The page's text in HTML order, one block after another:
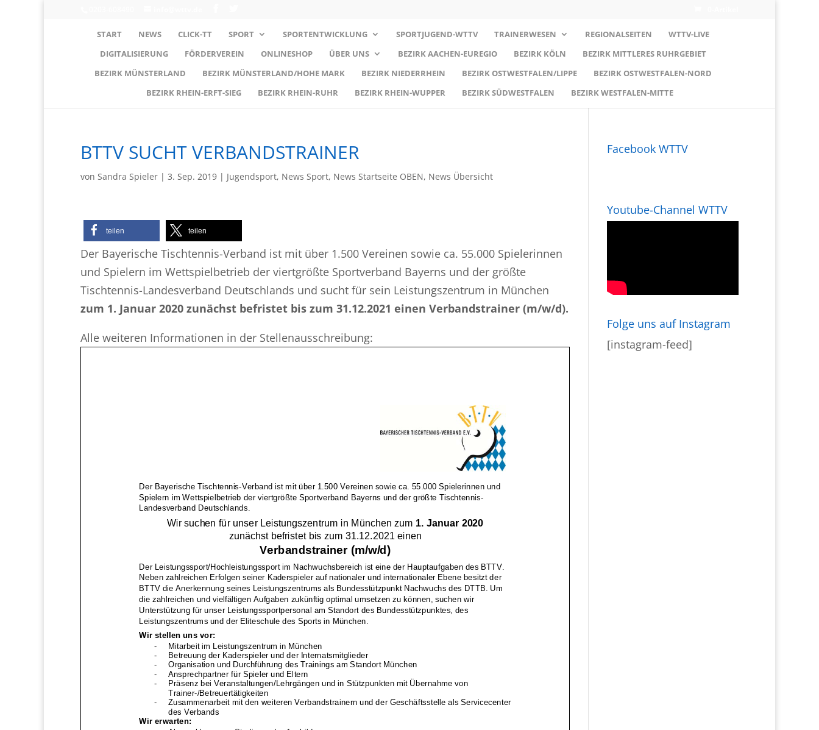
START NEWS CLICK-TT SPORT SPORTENTWICKLUNG SPORTJUGEND-WTTV TRAINERWESEN REGIONALSEITEN
WTTV-LIVE
DIGITALISIERUNG
FÖRDERVEREIN ONLINESHOP ÜBER UNS BEZIRK AACHEN-EUREGIO BEZIRK KÖLN
BEZIRK MITTLERES RUHRGEBIET
BEZIRK MÜNSTERLAND
BEZIRK MÜNSTERLAND/HOHE MARK BEZIRK NIEDERRHEIN BEZIRK OSTWESTFALEN/LIPPE
BEZIRK OSTWESTFALEN-NORD
BEZIRK RHEIN-ERFT-SIEG
BEZIRK RHEIN-RUHR BEZIRK RHEIN-WUPPER BEZIRK SÜDWESTFALEN BEZIRK WESTFALEN-MITTE
BTTV SUCHT VERBANDSTRAINER
von Sandra Spieler | 3. Sep. 2019 | Jugendsport, News Sport, News Startseite OBEN, News Übersicht
teilen teilen
Der Bayerische Tischtennis-Verband ist mit über 1.500 Vereinen sowie ca. 55.000 Spielerinnen
und Spielern im Wettspielbetrieb der viertgrößte Sportverband Bayerns und der größte
Tischtennis-Landesverband Deutschlands und sucht für sein Leistungszentrum in München
zum 1. Januar 2020 zunächst befristet bis zum 31.12.2021 einen Verbandstrainer (m/w/d).
Alle weiteren Informationen in der Stellenausschreibung:
Facebook WTTV
Youtube-Channel WTTV
Folge uns auf Instagram
[instagram-feed]